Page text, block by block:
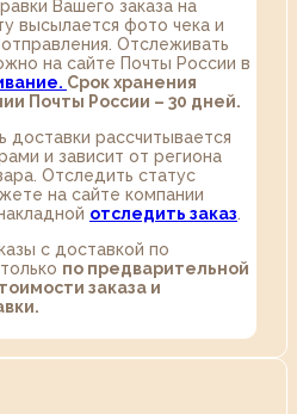
Вашего заказа на
высылается фото чека и
Отслеживать
на сайте Почты России в
Срок хранения
Почты России – 30 дней.
доставки рассчитывается
и зависит от региона
Отследить статус
на сайте компании
отследить заказ
с доставкой по
по предварительной
заказа и